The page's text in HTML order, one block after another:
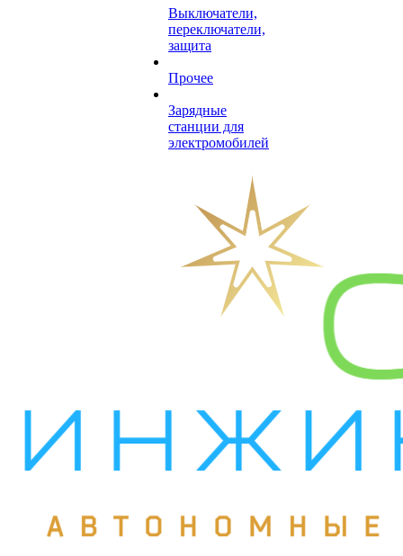
Выключатели,
переключатели,
защита
Прочее
Зарядные
станции для
электромобилей